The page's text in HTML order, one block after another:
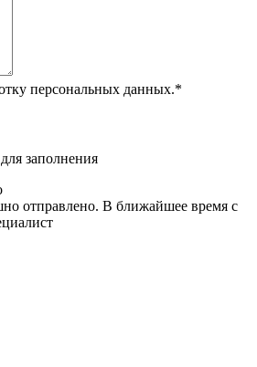
персональных данных.*
заполнения
отправлено. В ближайшее время с